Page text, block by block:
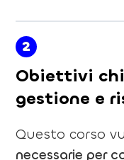
2
Obiettivi
gestione e
Questo corso
necessarie per